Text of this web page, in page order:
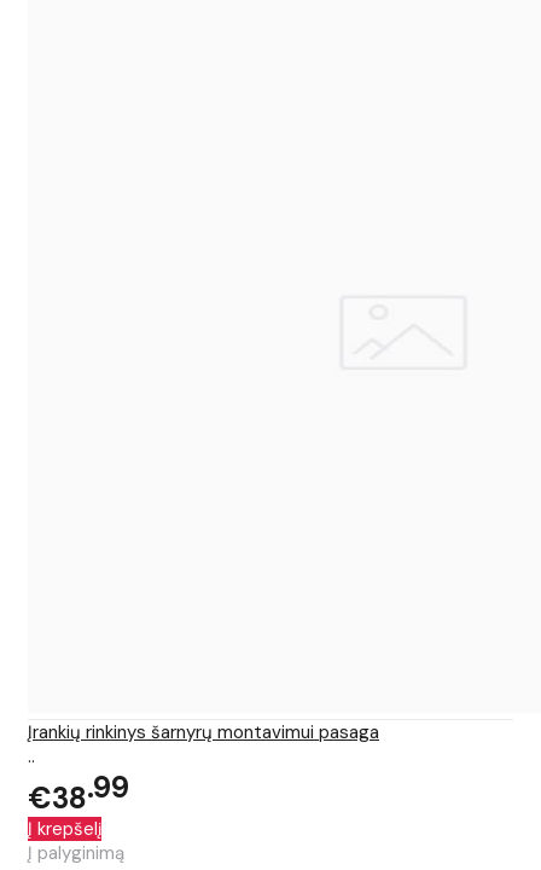
Įrankių rinkinys šarnyrų montavimui pasaga
..
€38 99
Į krepšelį
Į palyginimą